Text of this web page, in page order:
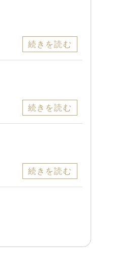
続きを読む
続きを読む
続きを読む